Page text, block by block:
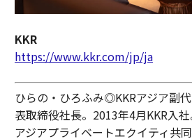
KKR
https://www.kkr.com/jp/ja
ひらの・ひろふみ◎KKRアジア副
表取締役社長。2013年4月KKR入
アジアプライベートエクイティ共